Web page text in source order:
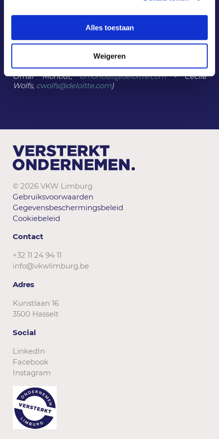
Alles toestaan
Weigeren
een strateeg zijn die zijn financieringsmix kent en
financiële partners kiest op basis van toegevoegde
waarde, niet alleen op basis van de cijfers op de
(Deze info kwam tot stand samen met onze
structurele partner Deloitte.
Met dank aan: Kristof Cox,krcox@deloitte.com-
Omar Mohout,omohout@deloitte.com- Cécile
Wolfs, cwolfs@deloitte.com)
© 2026 VKW Limburg
Gebruiksvoorwaarden
Gegevensbeschermingsbeleid
Cookiebeleid
Contact
+32 11 24 94 11
info@vkwlimburg.be
Adres
Kunstlaan 16
3500 Hasselt
Social
LinkedIn
Facebook
Instagram